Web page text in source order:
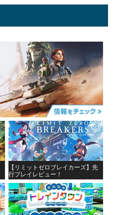
【リミットゼロブレイカーズ】先
行プレイレビュー！